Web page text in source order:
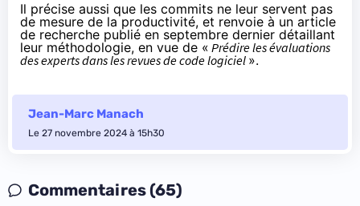
Il précise aussi que les commits ne leur servent pas
de mesure de la productivité, et renvoie à un article
de recherche publié en septembre dernier détaillant
leur méthodologie, en vue de « Prédire les évaluations
des experts dans les revues de code logiciel ».
Jean-Marc Manach
Le 27 novembre 2024 à 15h30
Commentaires (65)